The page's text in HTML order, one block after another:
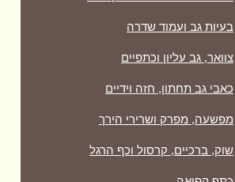
בעיות גב ועמוד שדרה
צוואר, גב עליון וכתפיים
כאבי גב תחתון, חזה וידיים
מפשעה, מפרק ושרירי הירך
שוק, ברכיים, קרסול וכף הרגל